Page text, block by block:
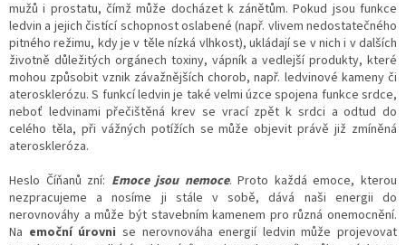
mužů i prostatu, čímž může docházet k zánětům. Pokud jsou funkce
ledvin a jejich čistící schopnost oslabené (např. vlivem nedostatečného
pitného režimu, kdy je v těle nízká vlhkost), ukládají se v nich i v dalších
životně důležitých orgánech toxiny, vápník a vedlejší produkty, které
mohou způsobit vznik závažnějších chorob, např. ledvinové kameny či
aterosklerózu. S funkcí ledvin je také velmi úzce spojena funkce srdce,
neboť ledvinami přečištěná krev se vrací zpět k srdci a odtud do
celého těla, při vážných potížích se může objevit právě již zmíněná
ateroskleróza.
Heslo Číňanů zní: Emoce jsou nemoce. Proto každá emoce, kterou
nezpracujeme a nosíme ji stále v sobě, dává naši energii do
nerovnováhy a může být stavebním kamenem pro různá onemocnění.
Na emoční úrovni se nerovnováha energií ledvin může projevovat